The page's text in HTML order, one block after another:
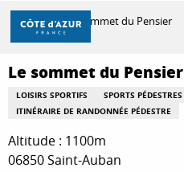
Aller
contenu
principal
DÉCOUVRIR
À FAIRE
Accueil Le sommet du Pensier
Le sommet du Pensier
LOISIRS SPORTIFS
SPORTS PÉDESTRES
ITINÉRAIRE DE RANDONNÉE PÉDESTRE
Altitude : 1100m
06850 Saint-Auban